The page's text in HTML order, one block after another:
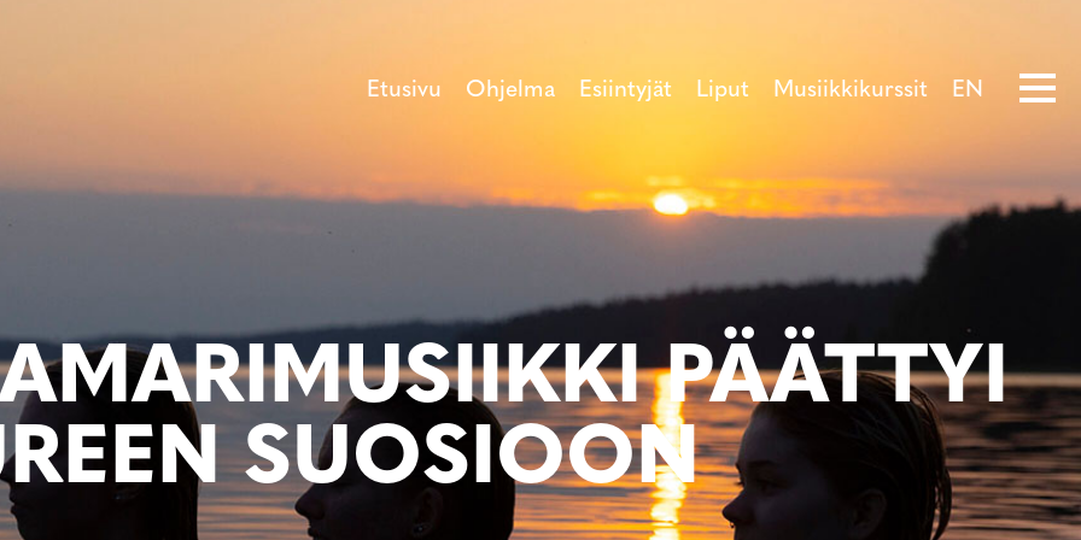
Etusivu Ohjelma Esiintyjät Liput Musiikkikurssit EN
PÄÄTTYI
SUOSIOON